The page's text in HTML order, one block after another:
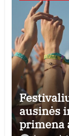
ausinės
primena